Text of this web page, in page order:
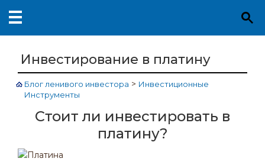
Инвестирование в платину
Блог ленивого инвестора > Инвестиционные
Инструменты
Стоит ли инвестировать в
платину?